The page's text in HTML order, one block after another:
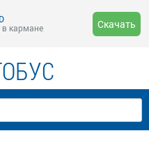
в кармане
Скачать